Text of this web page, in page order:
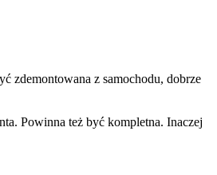
zdemontowana z samochodu, dobrze
Powinna też być kompletna. Inaczej